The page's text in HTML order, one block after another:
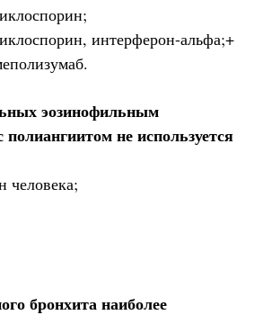
интерферон-альфа;+
эозинофильным
полиангиитом не используется
человека;
бронхита наиболее